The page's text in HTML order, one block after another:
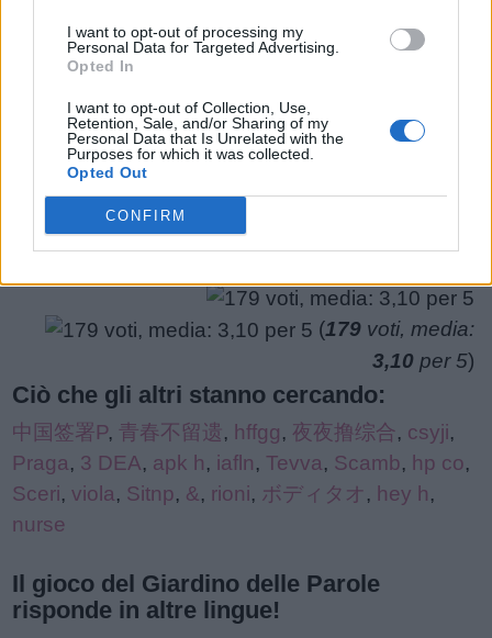
I want to opt-out of processing my
Personal Data for Targeted Advertising.
Opted In
I want to opt-out of Collection, Use,
Retention, Sale, and/or Sharing of my
Personal Data that Is Unrelated with the
Purposes for which it was collected.
Opted Out
CONFIRM
lettere
puzzle:
Livello di gioco non trovato.
(179 voti, media:
3,10 per 5)
Ciò che gli altri stanno cercando:
中国签署P, 青春不留遗 , hffgg, 夜夜撸综合, csyji,
Praga, 3 DEA, apk h, iafln, Tevva, Scamb, hp co,
Sceri, viola, Sitnp, &, rioni, ボディタオ, hey h,
nurse
Il gioco del Giardino delle Parole
risponde in altre lingue!